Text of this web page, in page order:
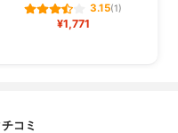
3.15(1)
¥1,771
コミ